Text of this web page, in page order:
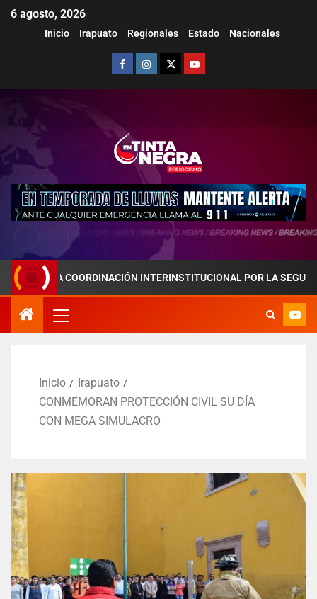
6 agosto, 2026
Inicio Irapuato Regionales Estado Nacionales
COORDINACIÓN INTERINSTITUCIONAL POR LA SEGURIDAD Y LA
Inicio
Irapuato
CONMEMORAN PROTECCIÓN CIVIL SU DÍA
CON MEGA SIMULACRO